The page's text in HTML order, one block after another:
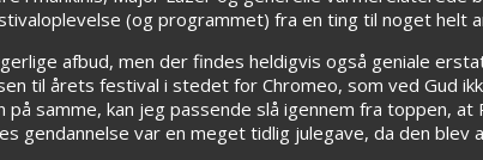
(og programmet) fra en ting til noget helt
afbud, men der findes heldigvis også geniale
til årets festival i stedet for Chromeo, som ved Gud
på samme, kan jeg passende slå igennem fra toppen,
gendannelse var en meget tidlig julegave, da den blev